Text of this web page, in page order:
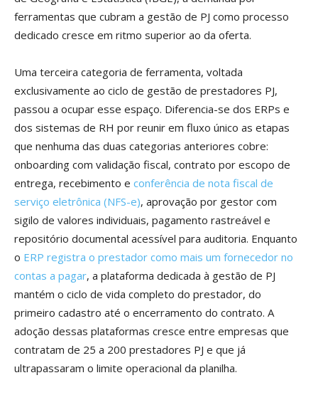
ferramentas que cubram a gestão de PJ como processo
dedicado cresce em ritmo superior ao da oferta.
Uma terceira categoria de ferramenta, voltada
exclusivamente ao ciclo de gestão de prestadores PJ,
passou a ocupar esse espaço. Diferencia-se dos ERPs e
dos sistemas de RH por reunir em fluxo único as etapas
que nenhuma das duas categorias anteriores cobre:
onboarding com validação fiscal, contrato por escopo de
entrega, recebimento e conferência de nota fiscal de
serviço eletrônica (NFS-e), aprovação por gestor com
sigilo de valores individuais, pagamento rastreável e
repositório documental acessível para auditoria. Enquanto
o ERP registra o prestador como mais um fornecedor no
contas a pagar, a plataforma dedicada à gestão de PJ
mantém o ciclo de vida completo do prestador, do
primeiro cadastro até o encerramento do contrato. A
adoção dessas plataformas cresce entre empresas que
contratam de 25 a 200 prestadores PJ e que já
ultrapassaram o limite operacional da planilha.